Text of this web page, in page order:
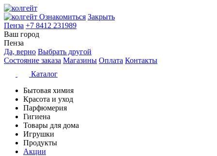
Ознакомиться Закрыть
Пенза +7 8412 231989
Ваш город
Пенза
Да, верно Выбрать другой
Состояние заказа Магазины Оплата Контакты
Каталог
Бытовая химия
Красота и уход
Парфюмерия
Гигиена
Товары для дома
Игрушки
Продукты
Акции